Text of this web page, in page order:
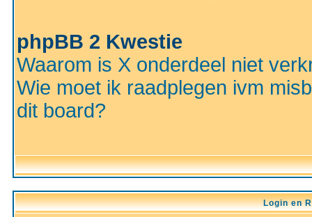
phpBB 2 Kwestie
Waarom is X onderdeel niet
Wie moet ik raadplegen ivm
dit board?
Login en